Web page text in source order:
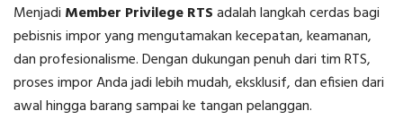
Menjadi Member Privilege RTSadalah langkah cerdas bagi
pebisnis impor yang mengutamakan kecepatan, keamanan,
dan profesionalisme. Dengan dukungan penuh dari tim RTS,
proses impor Anda jadi lebih mudah, eksklusif, dan efisien dari
awal hingga barang sampai ke tangan pelanggan.